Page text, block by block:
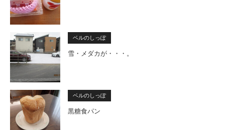
ベルのしっぽ
雪・メダカが・・・。
ベルのしっぽ
黒糖食パン